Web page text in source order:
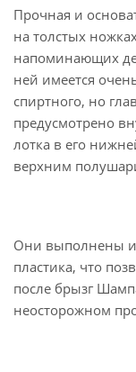
Прочная и
на толстых
напоминающих
ней имеется
спиртного, но
предусмотрено
лотка в его
верхним
Они выполнены
пластика, что
после брызг
неосторожном